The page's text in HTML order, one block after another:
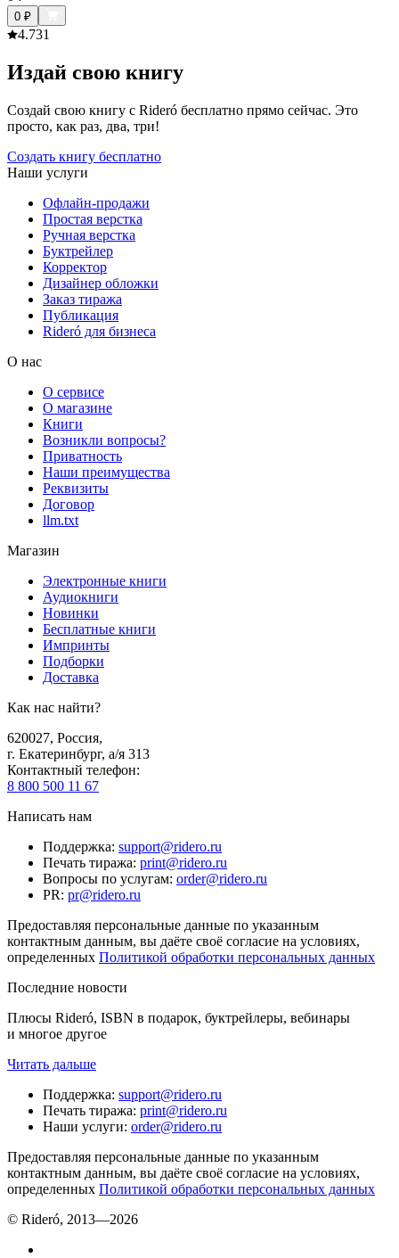
0 ₽
4.731
Издай свою книгу
Создай свою книгу с Rideró бесплатно прямо сейчас. Это
просто, как раз, два, три!
Создать книгу бесплатно
Наши услуги
Офлайн-продажи
Простая верстка
Ручная верстка
Буктрейлер
Корректор
Дизайнер обложки
Заказ тиража
Публикация
Rideró для бизнеса
О нас
О сервисе
О магазине
Книги
Возникли вопросы?
Приватность
Наши преимущества
Реквизиты
Договор
llm.txt
Магазин
Электронные книги
Аудиокниги
Новинки
Бесплатные книги
Импринты
Подборки
Доставка
Как нас найти?
620027, Россия,
г. Екатеринбург, а/я 313
Контактный телефон:
8 800 500 11 67
Написать нам
Поддержка: support@ridero.ru
Печать тиража: print@ridero.ru
Вопросы по услугам: order@ridero.ru
PR: pr@ridero.ru
Предоставляя персональные данные по указанным
контактным данным, вы даёте своё согласие на условиях,
определенных Политикой обработки персональных данных
Последние новости
Плюсы Rideró, ISBN в подарок, буктрейлеры, вебинары
и многое другое
Читать дальше
Поддержка: support@ridero.ru
Печать тиража: print@ridero.ru
Наши услуги: order@ridero.ru
Предоставляя персональные данные по указанным
контактным данным, вы даёте своё согласие на условиях,
определенных Политикой обработки персональных данных
© Rideró, 2013—2026